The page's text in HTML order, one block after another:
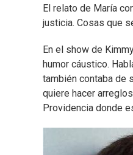
El relato de María
justicia. Cosas que
En el show de
humor cáustico.
también contaba de
quiere hacer
Providencia donde